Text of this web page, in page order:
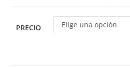
PRECIO Elige una opción